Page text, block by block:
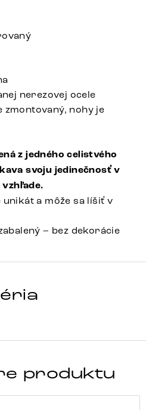
nerezovej ocele
zmontovaný, nohy je
z jedného celistvého
svoju jedinečnosť v
unikát a môže sa líšiť v
– bez dekorácie
produktu